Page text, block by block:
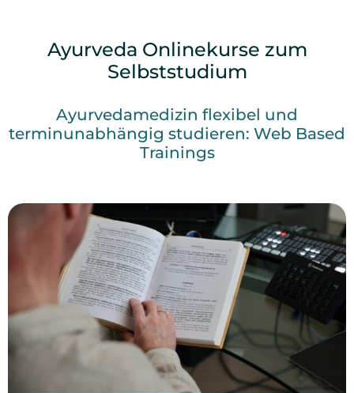
Ayurveda Onlinekurse zum
Selbststudium
Ayurvedamedizin flexibel und
terminunabhängig studieren: Web Based
Trainings